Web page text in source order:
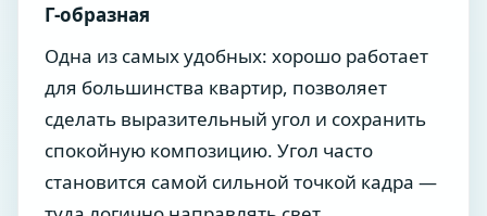
Г-образная
Одна из самых удобных: хорошо работает
для большинства квартир, позволяет
сделать выразительный угол и сохранить
спокойную композицию. Угол часто
становится самой сильной точкой кадра —